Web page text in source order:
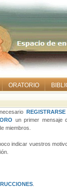
ORATORIO
REGISTRARSE
un primer mensaje
miembros.
indicar vuestros